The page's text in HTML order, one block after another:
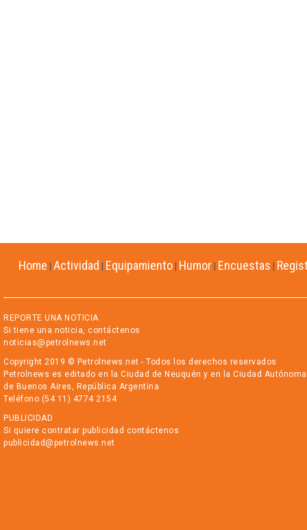
Home Actividad Equipamiento Humor Encuestas
REPORTE UNA NOTICIA
Si tiene una noticia, contáctenos
noticias@petrolnews.net
Copyright 2019 © Petrolnews.net - Todos los derechos reservados
Petrolnews es editado en la Ciudad de Neuquén y en la Ciudad Autónoma
de Buenos Aires, República Argentina
Teléfono (54 11) 4774 2154
PUBLICIDAD
Si quiere contratar publicidad contáctenos
publicidad@petrolnews.net